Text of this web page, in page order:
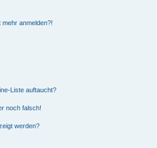
anmelden?!
Liste auftaucht?
noch falsch!
werden?